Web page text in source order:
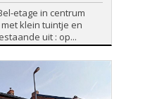
etage in centrum
klein tuintje en
uit : op...